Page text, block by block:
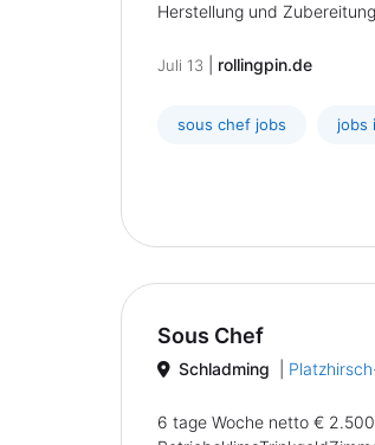
Herstellung und
Juli 13 rollingpin.de
sous chef jobs jobs
Sous Chef
Schladming
6 tage Woche netto €